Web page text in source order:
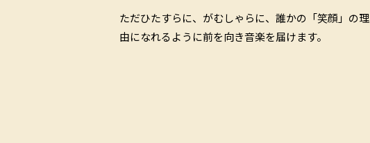
ただひたすらに、がむしゃらに、誰かの「笑顔」の理
由になれるように前を向き音楽を届けます。